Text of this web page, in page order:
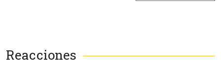
Reacciones